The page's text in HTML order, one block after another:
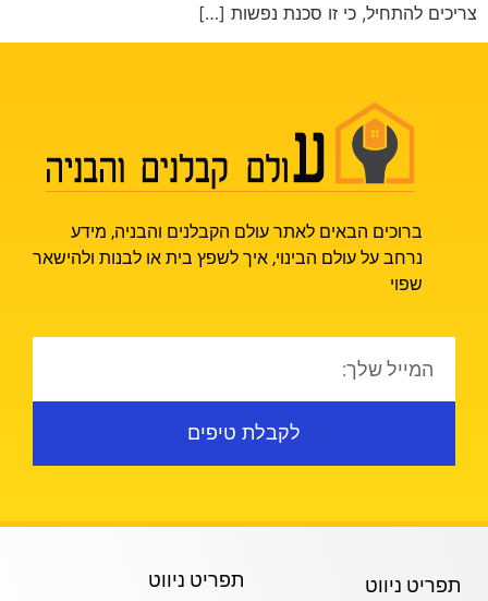
צריכים להתחיל, כי זו סכנת נפשות […]
ברוכים הבאים לאתר עולם הקבלנים והבניה, מידע
נרחב על עולם הבינוי, איך לשפץ בית או לבנות ולהישאר
שפוי
לקבלת טיפים
תפריט ניווט תפריט ניווט